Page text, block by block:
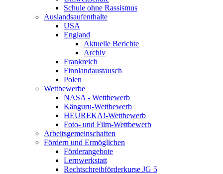
Schule ohne Rassismus
Auslandsaufenthalte
USA
England
Aktuelle Berichte
Archiv
Frankreich
Finnlandaustausch
Polen
Wettbewerbe
NASA - Wettbewerb
Känguru-Wettbewerb
HEUREKA!-Wettbewerb
Foto- und Film-Wettbewerb
Arbeitsgemeinschaften
Fördern und Ermöglichen
Förderangebote
Lernwerkstatt
Rechtschreibförderkurse JG 5